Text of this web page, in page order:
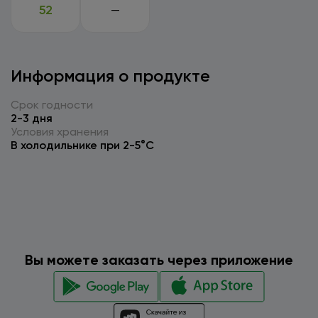
52 —
Информация о продукте
Срок годности
2-3 дня
Условия хранения
В холодильнике при 2-5°C
Вы можете заказать через приложение